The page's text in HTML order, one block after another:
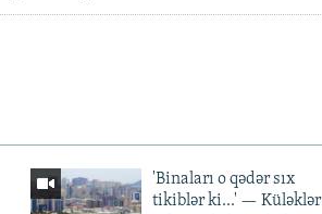
'Binaları o qədər sıx
tikiblər ki...' — Küləklər